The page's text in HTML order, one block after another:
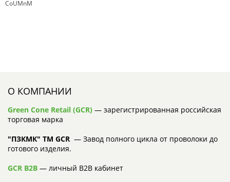
CoUMnM
О КОМПАНИИ
Green Cone Retail (GCR) — зарегистрированная российская
торговая марка
"ПЗКМК" TM GCR — Завод полного цикла от проволоки до
готового изделия.
GCR B2B — личный B2B кабинет